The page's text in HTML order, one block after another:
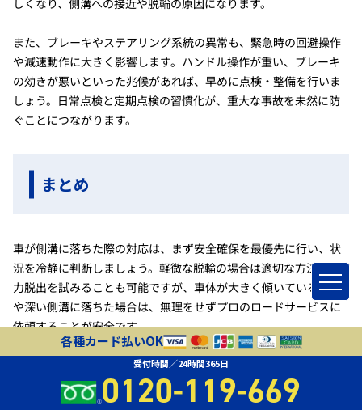
しくなり、側溝への接近や脱輪の原因になります。
また、ブレーキやステアリング系統の異常も、緊急時の回避操作
や減速動作に大きく影響します。ハンドル操作が重い、ブレーキ
の効きが悪いといった兆候があれば、早めに点検・整備を行いま
しょう。日常点検と定期点検の習慣化が、重大な事故を未然に防
ぐことにつながります。
まとめ
車が側溝に落ちた際の対応は、まず安全確保を最優先に行い、状
況を冷静に判断しましょう。軽微な脱輪の場合は適切な方法で自
力脱出を試みることも可能ですが、車体が大きく傾いている場合
や深い側溝に落ちた場合は、無理をせずプロのロードサービスに
依頼することが安全です。
何より大切なのは、日頃から予防策を実践し、安全運転を心がけ
ることです。適切な知識と準備があれば、万が一の事態にも冷静
に対応できるでしょう。
各種カード払いOK
受付時間／24時間365日
0120-119-669